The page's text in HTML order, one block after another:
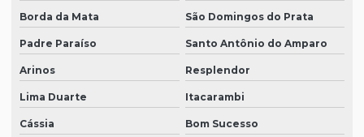
Borda da Mata São Domingos do Prata
Padre Paraíso Santo Antônio do Amparo
Arinos Resplendor
Lima Duarte Itacarambi
Cássia Bom Sucesso